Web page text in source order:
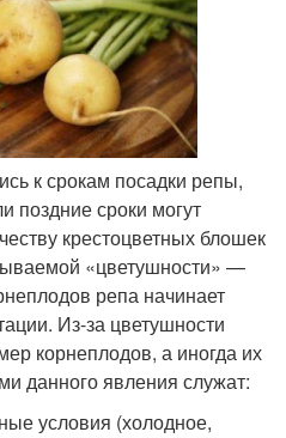
к срокам посадки репы,
поздние сроки могут
крестоцветных блошек
«цветушности» —
репа начинает
Из-за цветушности
корнеплодов, а иногда их
данного явления служат:
условия (холодное,